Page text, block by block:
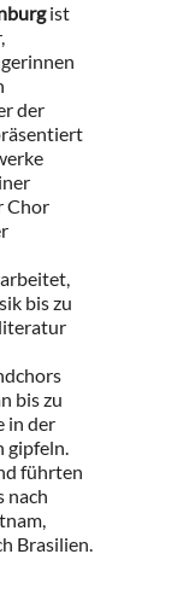
ist
der
Chor
bis zu
bis zu
in der
gipfeln.
führten
nach
Brasilien.